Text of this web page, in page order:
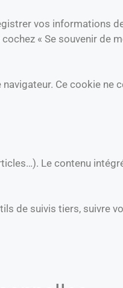
vos informations
« Se souvenir
Ce cookie ne
Le contenu
de suivis tiers, suivre